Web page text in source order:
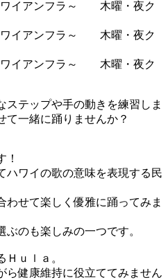
ステップや手の動きを練習しま
一緒に踊りませんか？
！
ハワイの歌の意味を表現する民
わせて楽しく優雅に踊ってみま
のも楽しみの一つです。
ｕｌａ。
ら健康維持に役立ててみません